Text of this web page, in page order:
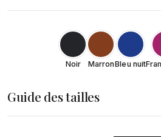
Noir MarronBleu nuit
Guide des tailles